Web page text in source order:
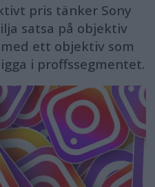
pris tänker Sony
satsa på objektiv
ett objektiv som
i proffssegmentet.